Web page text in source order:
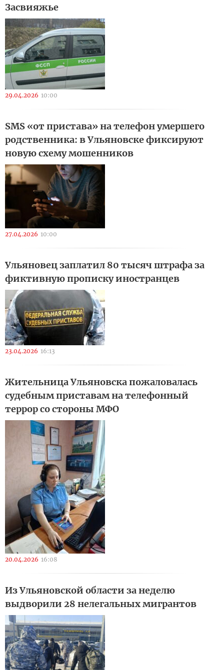
Засвияжье
29.04.2026 10:00
SMS «от пристава» на телефон умершего
родственника: в Ульяновске фиксируют
новую схему мошенников
27.04.2026 10:00
Ульяновец заплатил 80 тысяч штрафа за
фиктивную прописку иностранцев
23.04.2026 16:13
Жительница Ульяновска пожаловалась
судебным приставам на телефонный
террор со стороны МФО
20.04.2026 16:08
Из Ульяновской области за неделю
выдворили 28 нелегальных мигрантов